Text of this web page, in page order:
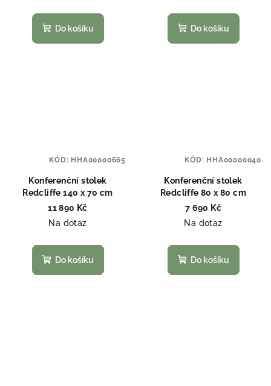
Do košíku Do košíku
Konferenční stolek
Redcliffe 140 x 70 cm
11 890 Kč
Na dotaz
Do košíku
KÓD: HHA00000665
Konferenční stolek
Redcliffe 80 x 80 cm
7 690 Kč
Na dotaz
Do košíku
KÓD: HHA00000040